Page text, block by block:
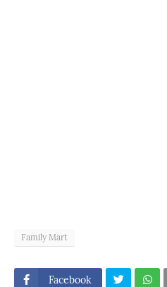
Family Mart
Facebook